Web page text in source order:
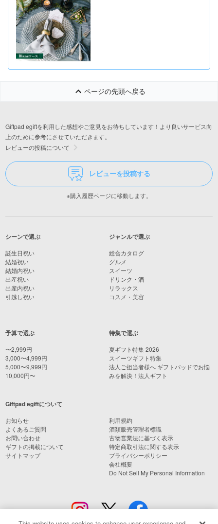
ページの先頭へ戻る
Giftpad egiftを利用した感想やご意見をお待ちしています！より良いサービス向
上のために参考にさせていただきます。
レビューの投稿について
レビューを投稿する
※購入履歴ページに移動します。
シーンで選ぶ
誕生日祝い
結婚祝い
結婚内祝い
出産祝い
出産内祝い
引越し祝い
予算で選ぶ
〜2,999円
3,000〜4,999円
5,000〜9,999円
10,000円〜
ジャンルで選ぶ
総合カタログ
グルメ
スイーツ
ドリンク・酒
リラックス
コスメ・美容
特集で選ぶ
夏ギフト特集 2026
スイーツギフト特集
法人ご担当者様へ ギフトパッドでお悩
みを解決！法人ギフト
Giftpad egiftについて
お知らせ
よくあるご質問
お問い合わせ
ギフトの掲載について
サイトマップ
利用規約
酒類販売管理者標識
古物営業法に基づく表示
特定商取引法に関する表示
プライバシーポリシー
会社概要
Do Not Sell My Personal Information